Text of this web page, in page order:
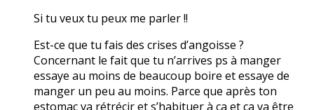
Si tu veux tu peux me parler !!
Est-ce que tu fais des crises d’angoisse ?
Concernant le fait que tu n’arrives ps à manger
essaye au moins de beaucoup boire et essaye de
manger un peu au moins. Parce que après ton
estomac va rétrécir et s’habituer à ça et ça va être